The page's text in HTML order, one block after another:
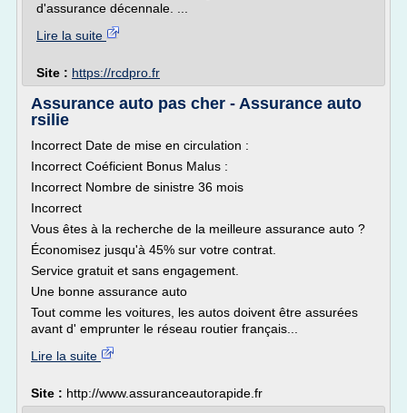
d'assurance décennale. ...
Lire la suite
Site : https://rcdpro.fr
Assurance auto pas cher - Assurance auto
rsilie
Incorrect Date de mise en circulation :
Incorrect Coéficient Bonus Malus :
Incorrect Nombre de sinistre 36 mois
Incorrect
Vous êtes à la recherche de la meilleure assurance auto ?
Économisez jusqu'à 45% sur votre contrat.
Service gratuit et sans engagement.
Une bonne assurance auto
Tout comme les voitures, les autos doivent être assurées
avant d' emprunter le réseau routier français...
Lire la suite
Site : http://www.assuranceautorapide.fr